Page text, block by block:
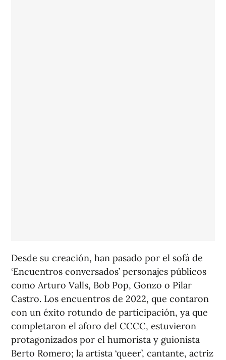
Desde su creación, han pasado por el sofá de
‘Encuentros conversados’ personajes públicos
como Arturo Valls, Bob Pop, Gonzo o Pilar
Castro. Los encuentros de 2022, que contaron
con un éxito rotundo de participación, ya que
completaron el aforo del CCCC, estuvieron
protagonizados por el humorista y guionista
Berto Romero; la artista ‘queer’, cantante, actriz